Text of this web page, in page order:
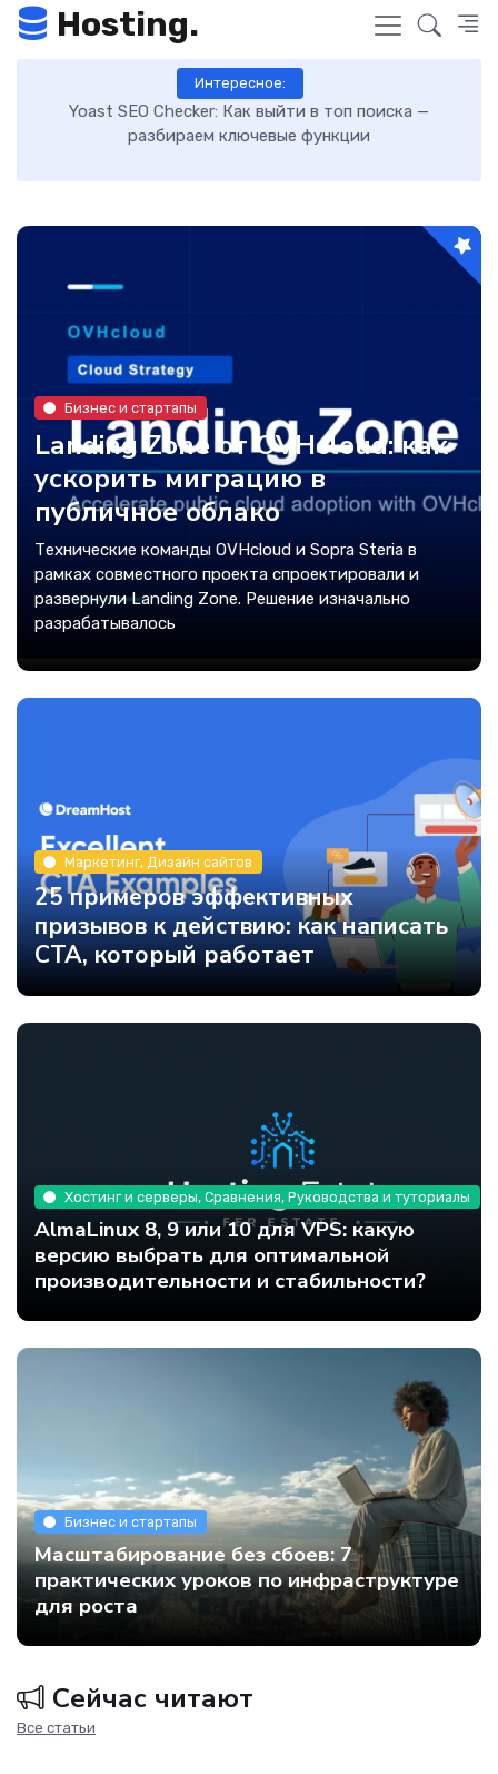
Hosting.
Интересное:
Yoast SEO Checker: Как выйти в топ поиска —
разбираем ключевые функции
Бизнес и стартапы
Landing Zone от OVHcloud: как
ускорить миграцию в
публичное облако
Технические команды OVHcloud и Sopra Steria в
рамках совместного проекта спроектировали и
развернули Landing Zone. Решение изначально
разрабатывалось
Маркетинг, Дизайн сайтов
25 примеров эффективных
призывов к действию: как написать
CTA, который работает
Хостинг и серверы, Сравнения, Руководства и туториалы
AlmaLinux 8, 9 или 10 для VPS: какую
версию выбрать для оптимальной
производительности и стабильности?
Бизнес и стартапы
Масштабирование без сбоев: 7
практических уроков по инфраструктуре
для роста
Сейчас читают
Все статьи